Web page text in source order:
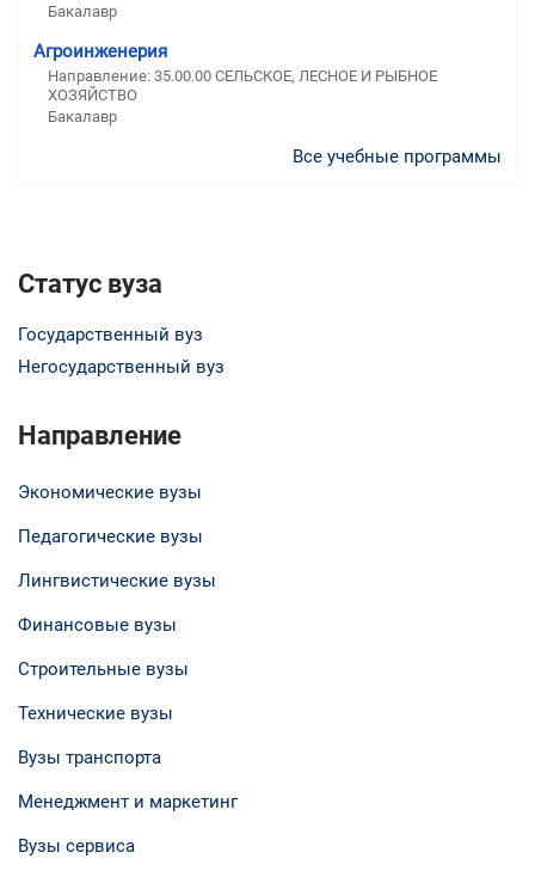
Бакалавр
Агроинженерия
Направление: 35.00.00 СЕЛЬСКОЕ, ЛЕСНОЕ И РЫБНОЕ
ХОЗЯЙСТВО
Бакалавр
Все учебные программы
Статус вуза
Государственный вуз
Негосударственный вуз
Направление
Экономические вузы
Педагогические вузы
Лингвистические вузы
Финансовые вузы
Строительные вузы
Технические вузы
Вузы транспорта
Менеджмент и маркетинг
Вузы сервиса